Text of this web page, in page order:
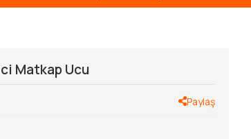
Matkap Ucu
Paylaş